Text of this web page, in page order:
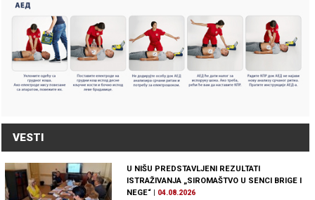
VESTI
U NIŠU PREDSTAVLJENI REZULTATI
ISTRAŽIVANJA „SIROMAŠTVO U SENCI BRIGE I
NEGE“ | 04.08.2026